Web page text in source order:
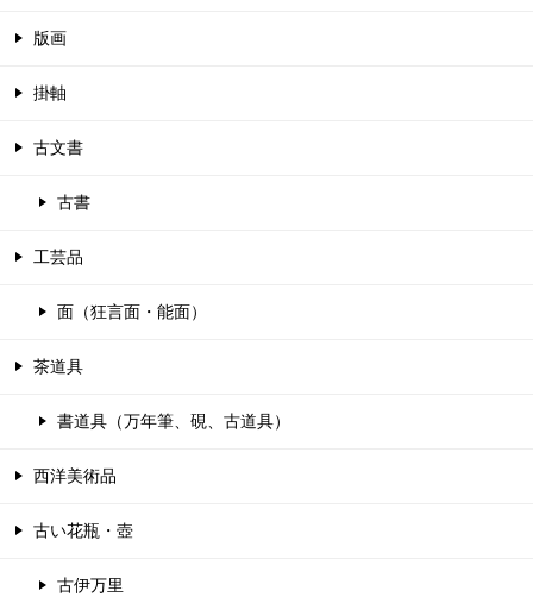
版画
掛軸
古文書
古書
工芸品
面（狂言面・能面）
茶道具
書道具（万年筆、硯、古道具）
西洋美術品
古い花瓶・壺
古伊万里